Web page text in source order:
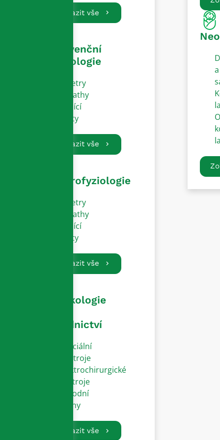
Zobrazit vše
Intervenční
kardiologie
Katetry
Sheathy
Vodící
dráty
Zobrazit vše
Elektrofyziologie
Katetry
Sheathy
Vodící
dráty
Zobrazit vše
Gynekologie
porodnictví
Speciální
přístroje
Elektrochirurgické
nástroje
Porodní
zvony
Zobrazit vše
a